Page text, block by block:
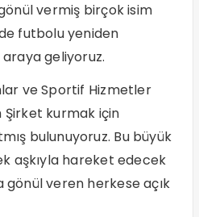
vermiş birçok isim
futbolu yeniden
geliyoruz.
ve Sportif Hizmetler
Şirket kurmak için
bulunuyoruz. Bu büyük
aşkıyla hareket edecek
gönül veren herkese açık